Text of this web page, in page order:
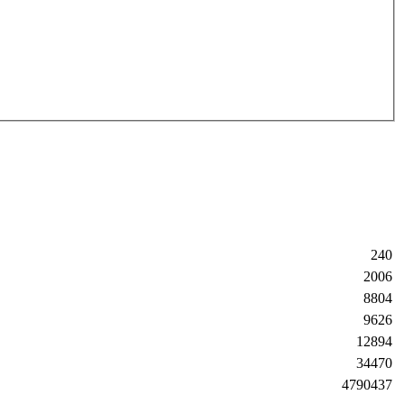
240
2006
8804
9626
12894
34470
4790437